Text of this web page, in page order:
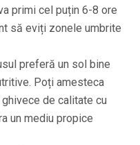
primi cel puțin 6-8 ore
să eviți zonele umbrite
preferă un sol bine
Poți amesteca
de calitate cu
un mediu propice